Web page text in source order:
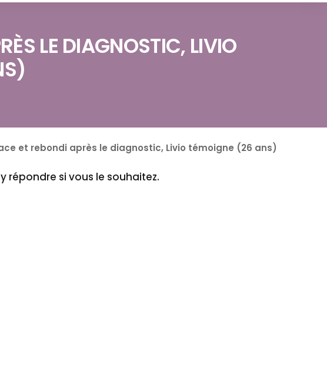
LE DIAGNOSTIC, LIVIO
et rebondi après le diagnostic, Livio témoigne (26 ans)
répondre si vous le souhaitez.